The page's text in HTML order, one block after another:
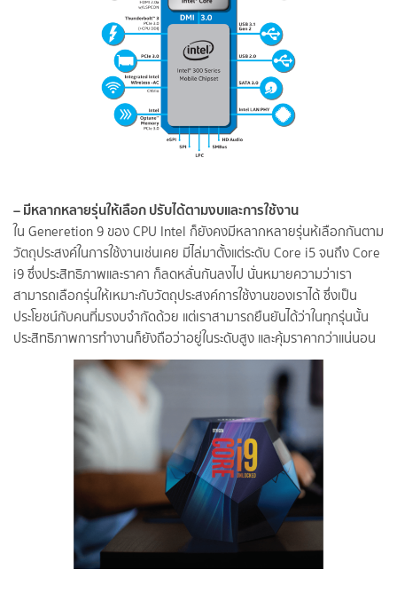
– มีหลากหลายรุ่นให้เลือก ปรับได้ตามงบและการใช้งาน
ใน Generetion 9 ของ CPU Intel ก็ยังคงมีหลากหลายรุ่นห้เลือกกันตาม
วัตถุประสงค์ในการใช้งานเช่นเคย มีไล่มาตั้งแต่ระดับ Core i5 จนถึง Core
i9 ซึ่งประสิทธิภาพและราคา ก็ลดหลั่นกันลงไป นั่นหมายความว่าเรา
สามารถเลือกรุ่นให้เหมาะกับวัตถุประสงค์การใช้งานของเราได้ ซึ่งเป็น
ประโยชน์กับคนที่มรงบจำกัดด้วย แต่เราสามารถยืนยันได้ว่าในทุกรุ่นนั้น
ประสิทธิภาพการทำงานก็ยังถือว่าอยู่ในระดับสูง และคุ้มราคากว่าแน่นอน